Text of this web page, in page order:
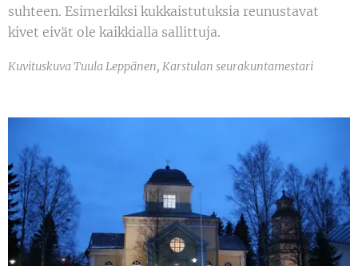
suhteen. Esimerkiksi kukkaistutuksia reunustavat
kivet eivät ole kaikkialla sallittuja.
Kuvituskuva Tuula Leppänen, Karstulan seurakuntamestari